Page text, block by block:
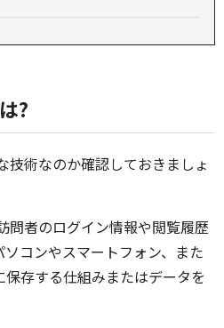
?
術なのか確認しておきましょ
者のログイン情報や閲覧履歴
コンやスマートフォン、また
存する仕組みまたはデータを